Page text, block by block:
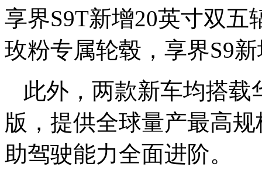
享界S9T新增20英寸双五
玫粉专属轮毂，享界S9
此外，两款新车均搭
版，提供全球量产最高
助驾驶能力全面进阶。